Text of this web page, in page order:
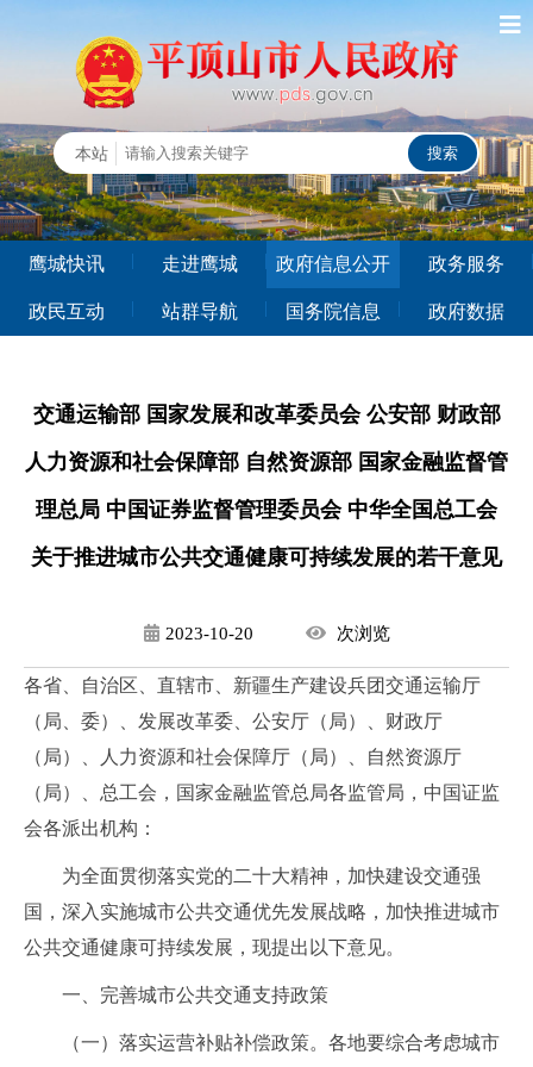
鹰城快讯 走进鹰城 政府信息公开 政务服务
政民互动 站群导航 国务院信息 政府数据
交通运输部 国家发展和改革委员会 公安部 财政部
人力资源和社会保障部 自然资源部 国家金融监督管
理总局 中国证券监督管理委员会 中华全国总工会
关于推进城市公共交通健康可持续发展的若干意见
2023-10-20 次浏览
各省、自治区、直辖市、新疆生产建设兵团交通运输厅
（局、委）、发展改革委、公安厅（局）、财政厅
（局）、人力资源和社会保障厅（局）、自然资源厅
（局）、总工会，国家金融监管总局各监管局，中国证监
会各派出机构：
为全面贯彻落实党的二十大精神，加快建设交通强
国，深入实施城市公共交通优先发展战略，加快推进城市
公共交通健康可持续发展，现提出以下意见。
一、完善城市公共交通支持政策
（一）落实运营补贴补偿政策。各地要综合考虑城市